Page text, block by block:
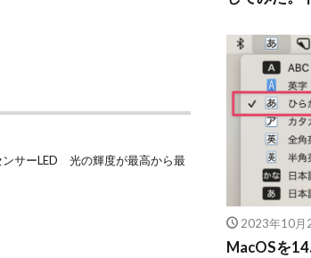
サーLED 光の輝度が最高から最
2023年10月
MacOSを